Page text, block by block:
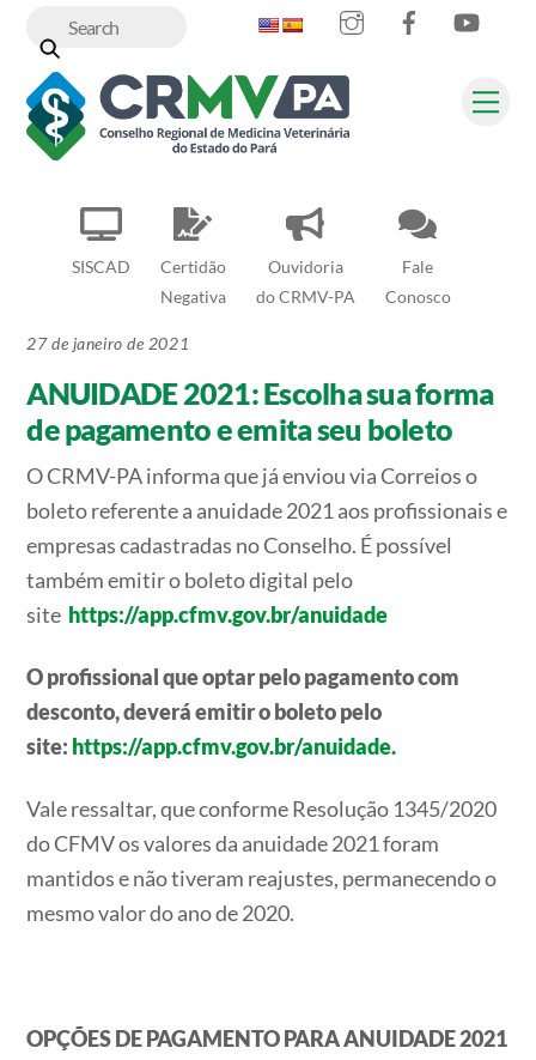
content
SISCAD
Certidão
Negativa
Ouvidoria
do CRMV-PA
Fale
Conosco
InstagramFacebook
27 de janeiro de 2021
ANUIDADE 2021: Escolha sua forma
de pagamento e emita seu boleto
O CRMV-PA informa que já enviou via Correios o
boleto referente a anuidade 2021 aos profissionais e
empresas cadastradas no Conselho. É possível
também emitir o boleto digital pelo
site https://app.cfmv.gov.br/anuidade
O profissional que optar pelo pagamento com
desconto, deverá emitir o boleto pelo
site: https://app.cfmv.gov.br/anuidade.
Vale ressaltar, que conforme Resolução 1345/2020
do CFMV os valores da anuidade 2021 foram
mantidos e não tiveram reajustes, permanecendo o
mesmo valor do ano de 2020.
OPÇÕES DE PAGAMENTO PARA ANUIDADE 2021